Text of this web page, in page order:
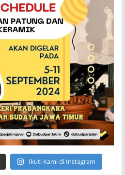
Ikuti Kami di Instagram